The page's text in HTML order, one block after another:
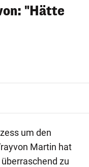
"Hätte
um den
Martin hat
zu